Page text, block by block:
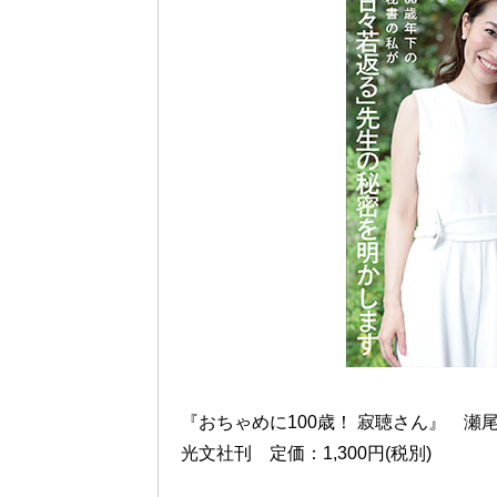
『おちゃめに100歳！ 寂聴さん』 瀬
光文社刊 定価：1,300円(税別)